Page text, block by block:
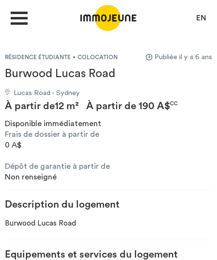
EN
DÉPOSER UNE ANNONCE
Je cherche un logement
Je propose un bien
Investir
Blog
RÉSIDENCE ÉTUDIANTE COLOCATION Publiée il y a 6 ans
Burwood Lucas Road
Lucas Road - Sydney
À partir de12 m² À partir de 190 A$CC
Disponible immédiatement
Frais de dossier à partir de
0 A$
Dépôt de garantie à partir de
Non renseigné
Description du logement
Burwood Lucas Road
Equipements et services du logement